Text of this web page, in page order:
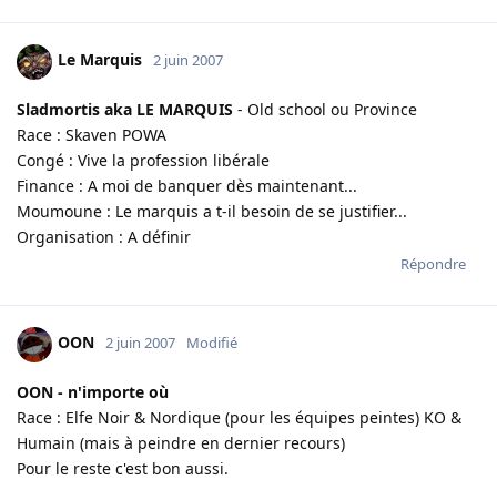
Le Marquis 2 juin 2007
Sladmortis aka LE MARQUIS - Old school ou Province
Race : Skaven POWA
Congé : Vive la profession libérale
Finance : A moi de banquer dès maintenant...
Moumoune : Le marquis a t-il besoin de se justifier...
Organisation : A définir
Répondre
OON 2 juin 2007 Modifié
OON - n'importe où
Race : Elfe Noir & Nordique (pour les équipes peintes) KO &
Humain (mais à peindre en dernier recours)
Pour le reste c'est bon aussi.